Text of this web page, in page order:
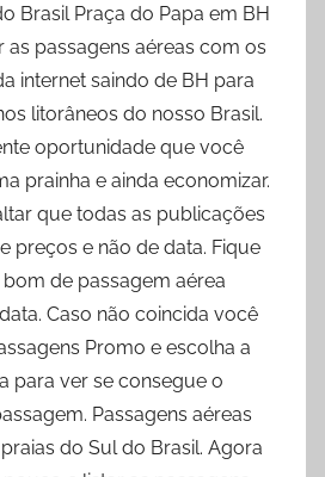
Brasil Praça do Papa em BH
passagens aéreas com os
internet saindo de BH para
litorâneos do nosso Brasil.
oportunidade que você
prainha e ainda economizar.
que todas as publicações
preços e não de data. Fique
de passagem aérea
Caso não coincida você
Promo e escolha a
para ver se consegue o
Passagens aéreas
do Sul do Brasil. Agora